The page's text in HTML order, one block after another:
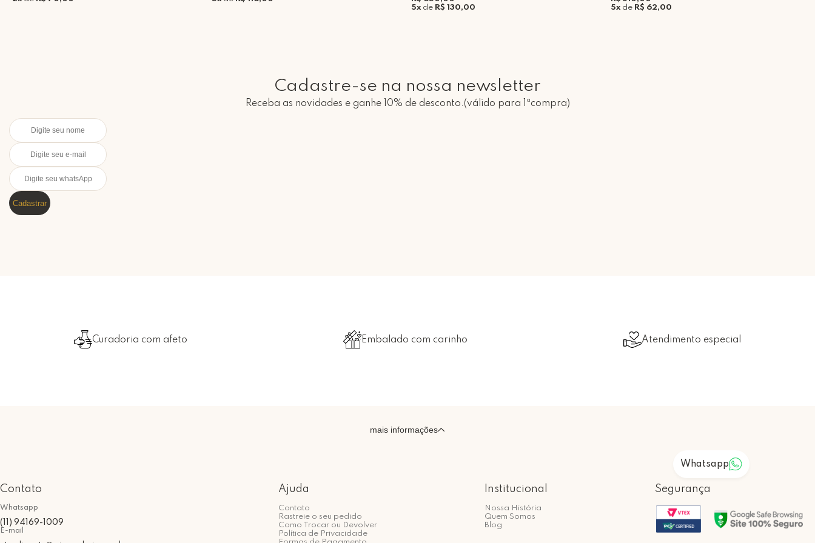
5xde R$ 130,00
5xde R$ 62,00
Cadastre-se na nossa newsletter
Receba as novidades e ganhe 10% de desconto.(válido para 1ªcompra)
Cadastrar
Curadoria com afeto Embalado com carinho Atendimento especial
Whatsapp
mais informações
Contato
Whatsapp
(11) 94169-1009
E-mail
Ajuda
Contato
Rastreie o seu pedido
Como Trocar ou Devolver
Política de Privacidade
Institucional
Nossa História
Quem Somos
Blog
Segurança